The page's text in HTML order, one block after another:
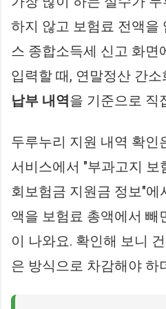
하지 않고 보험료 전액을
스 종합소득세 신고 화면
입력할 때, 연말정산 간소
납부 내역을 기준으로 직
두루누리 지원 내역 확인
서비스에서 "부과고지 보
회보험금 지원금 정보"에
액을 보험료 총액에서 빼
이 나와요. 확인해 보니
은 방식으로 차감해야 하